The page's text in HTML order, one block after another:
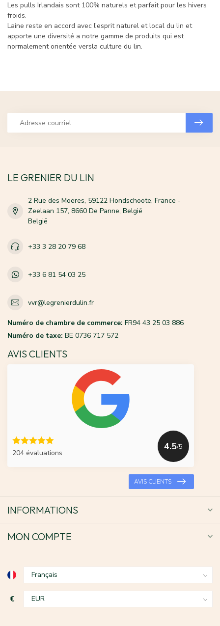
Les pulls Irlandais sont 100% naturels et parfait pour les hivers
froids.
Laine reste en accord avec l'esprit naturel et local du lin et
apporte une diversité a notre gamme de produits qui est
normalement orientée versla culture du lin.
LE GRENIER DU LIN
2 Rue des Moeres, 59122 Hondschoote, France -
Zeelaan 157, 8660 De Panne, België
België
+33 3 28 20 79 68
+33 6 81 54 03 25
vvr@legrenierdulin.fr
Numéro de chambre de commerce: FR94 43 25 03 886
Numéro de taxe: BE 0736 717 572
AVIS CLIENTS
204 évaluations
4.5/5
AVIS CLIENTS
INFORMATIONS
MON COMPTE
€